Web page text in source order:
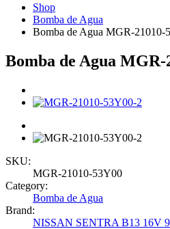
Shop
Bomba de Agua
Bomba de Agua MGR-
Bomba de Agua
SKU:
MGR-21010-53Y00
Category:
Bomba de Agua
Brand:
NISSAN SENTRA B13 16V